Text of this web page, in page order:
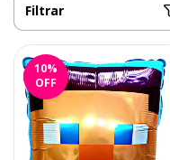
Filtrar
10%
OFF